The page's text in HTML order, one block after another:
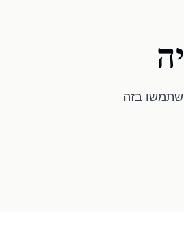
לפני קנייה.לפני קניית ספה או שולחן.
בזה